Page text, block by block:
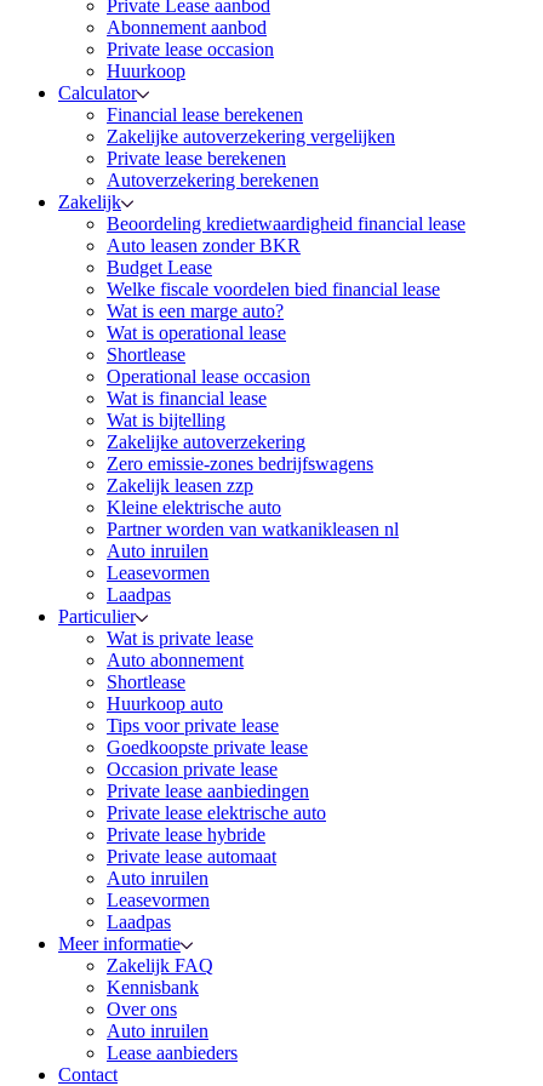
Private Lease aanbod
Abonnement aanbod
Private lease occasion
Huurkoop
Calculator
Financial lease berekenen
Zakelijke autoverzekering vergelijken
Private lease berekenen
Autoverzekering berekenen
Zakelijk
Beoordeling kredietwaardigheid financial lease
Auto leasen zonder BKR
Budget Lease
Welke fiscale voordelen bied financial lease
Wat is een marge auto?
Wat is operational lease
Shortlease
Operational lease occasion
Wat is financial lease
Wat is bijtelling
Zakelijke autoverzekering
Zero emissie-zones bedrijfswagens
Zakelijk leasen zzp
Kleine elektrische auto
Partner worden van watkanikleasen nl
Auto inruilen
Leasevormen
Laadpas
Particulier
Wat is private lease
Auto abonnement
Shortlease
Huurkoop auto
Tips voor private lease
Goedkoopste private lease
Occasion private lease
Private lease aanbiedingen
Private lease elektrische auto
Private lease hybride
Private lease automaat
Auto inruilen
Leasevormen
Laadpas
Meer informatie
Zakelijk FAQ
Kennisbank
Over ons
Auto inruilen
Lease aanbieders
Contact